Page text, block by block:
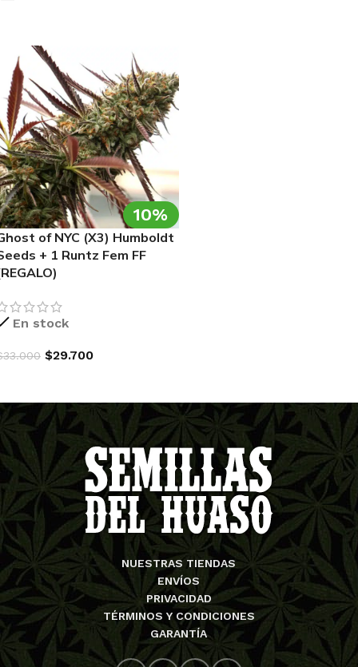
10%
of NYC (X3) Humboldt
+ 1 Runtz Fem FF
En stock
33.000 $29.700
NUESTRAS TIENDAS
ENVÍOS
PRIVACIDAD
TÉRMINOS Y CONDICIONES
GARANTÍA